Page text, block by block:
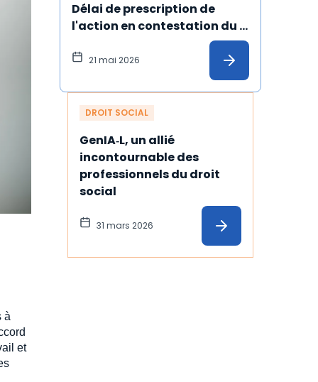
à
et
Délai de prescription de
l'action en contestation du
licenciement fondée sur un
harcèlement moral :
21 mai 2026
DROIT SOCIAL
GenIA‑L, un allié
incontournable des
professionnels du droit
social
31 mars 2026